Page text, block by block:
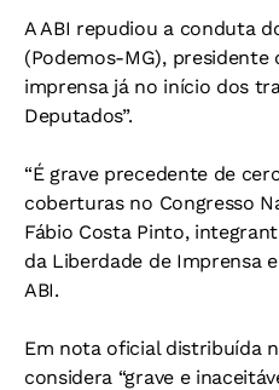
A ABI repudiou a conduta
(Podemos-MG), presidente
imprensa já no início dos
Deputados”.
“É grave precedente de
coberturas no Congresso
Fábio Costa Pinto,
da Liberdade de Imprensa
ABI.
Em nota oficial distribuída
considera “grave e